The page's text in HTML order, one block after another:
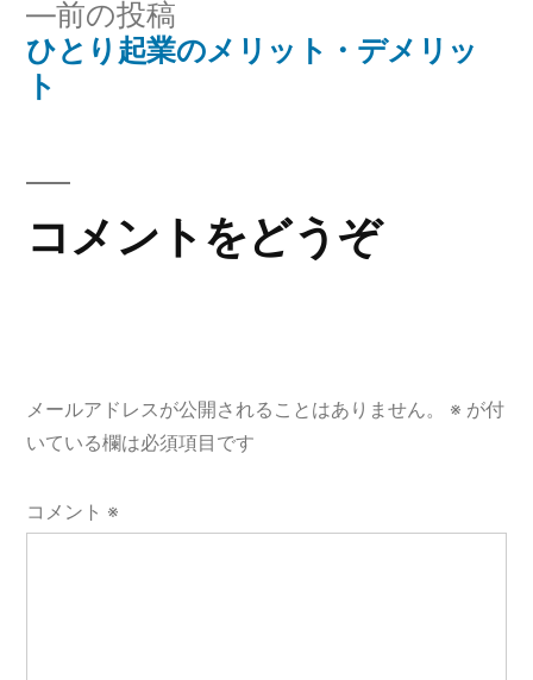
稿
ナ
ゲ
ー
ン
前の投稿
の
ひとり起業のメリット・デメリッ
ト
コメントをどうぞ
メールアドレスが公開されることはありません。 ※ が付
いている欄は必須項目です
コメント ※